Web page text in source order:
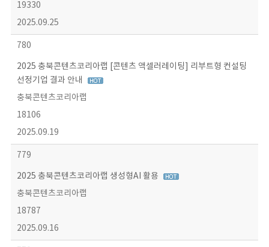
19330
2025.09.25
780
2025 충북콘텐츠코리아랩 [콘텐츠 액셀러레이팅] 리부트형 컨설팅
선정기업 결과 안내
충북콘텐츠코리아랩
18106
2025.09.19
779
2025 충북콘텐츠코리아랩 생성형AI 활용
충북콘텐츠코리아랩
18787
2025.09.16